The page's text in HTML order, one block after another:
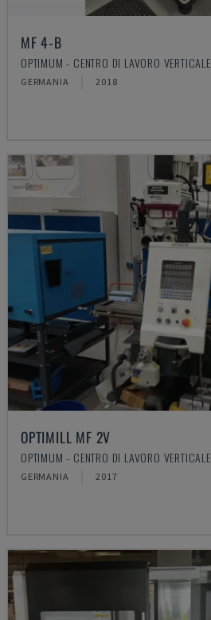
MF 4-B
OPTIMUM - CENTRO DI LAVORO VERTICALE
GERMANIA 2018
OPTIMILL MF 2V
OPTIMUM - CENTRO DI LAVORO VERTICALE
GERMANIA 2017